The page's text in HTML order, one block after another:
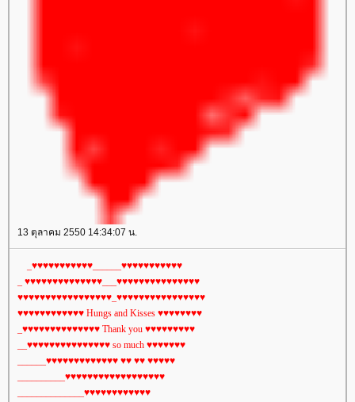
13 ตุลาคม 2550 14:34:07 น.
_♥♥♥♥♥♥♥♥♥♥♥______♥♥♥♥♥♥♥♥♥♥♥
_ ♥♥♥♥♥♥♥♥♥♥♥♥♥♥___♥♥♥♥♥♥♥♥♥♥♥♥♥♥♥
♥♥♥♥♥♥♥♥♥♥♥♥♥♥♥♥♥_♥♥♥♥♥♥♥♥♥♥♥♥♥♥♥♥
♥♥♥♥♥♥♥♥♥♥♥♥ Hungs and Kisses ♥♥♥♥♥♥♥♥
_♥♥♥♥♥♥♥♥♥♥♥♥♥♥ Thank you ♥♥♥♥♥♥♥♥♥
__♥♥♥♥♥♥♥♥♥♥♥♥♥♥♥ so much ♥♥♥♥♥♥♥
______♥♥♥♥♥♥♥♥♥♥♥♥♥ ♥♥ ♥♥ ♥♥♥♥♥
__________♥♥♥♥♥♥♥♥♥♥♥♥♥♥♥♥♥♥
______________♥♥♥♥♥♥♥♥♥♥♥♥